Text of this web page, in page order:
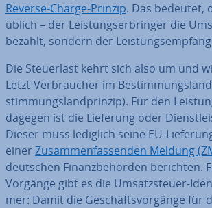
Reverse-Charge-Prinzip. Das bedeutet,
üblich – der Leis­tungs­er­brin­ger die
bezahlt, sondern der
Die Steu­er­last kehrt sich also um und
Letzt-Ver­brau­cher im
stim­mungs­land­prin­zip). Für den
dagegen ist die Lieferung oder
Dieser muss lediglich seine EU-
einer Zu­sam­men­fas­sen­den Meldung
deutschen Fi­nanz­be­hör­den berichten.
Vorgänge gibt es die Um­satz­steu­er-
mer: Damit die Ge­schäfts­vor­gän­ge für